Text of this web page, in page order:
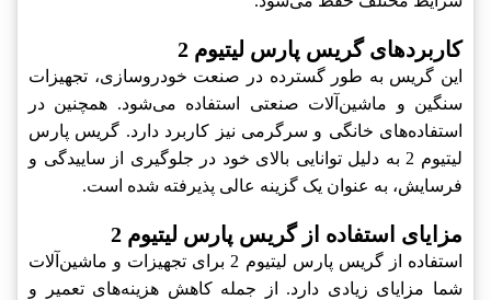
کاربردهای گریس پارس لیتیوم 2
این گریس به طور گسترده در صنعت خودروسازی، تجهیزات
سنگین و ماشین‌آلات صنعتی استفاده می‌شود. همچنین در
استفاده‌های خانگی و سرگرمی نیز کاربرد دارد. گریس پارس
لیتیوم 2 به دلیل توانایی بالای خود در جلوگیری از ساییدگی و
فرسایش، به عنوان یک گزینه عالی پذیرفته شده است.
مزایای استفاده از گریس پارس لیتیوم 2
استفاده از گریس پارس لیتیوم 2 برای تجهیزات و ماشین‌آلات
شما مزایای زیادی دارد. از جمله کاهش هزینه‌های تعمیر و